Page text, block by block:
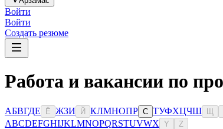
Войти
Войти
Создать резюме
Работа и вакансии по
АБВГДЕ Ё ЖЗИ Й КЛМНОПР С ТУФХЦЧШ
ABCDEFGHIJKLMNOPQRSTUVWX Y Z